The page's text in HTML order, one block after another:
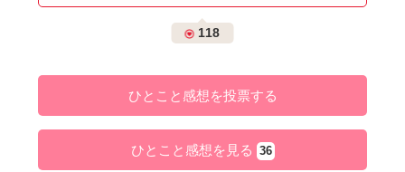
118
ひとこと感想を投票する
ひとこと感想を見る 36